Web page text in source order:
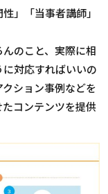
」「当事者講師」
のこと、実際に相
対応すればいいの
ション事例などを
コンテンツを提供